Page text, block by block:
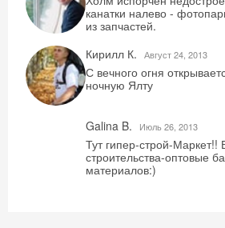
канатки налево -
из запчастей.
Кирилл К.
Август 24, 2013
С вечного огня
ночную Ялту
Galina B. Июль 26, 2013
Тут гипер-строй-Маркет!!
строительства-оптовые
материалов:)
промокод на первое
Получить